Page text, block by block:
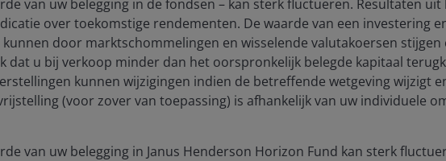
than raw power. For Beijing, this may be a subtle way of
contest alone, but as a civilisational dialogue between two
time horizons.
van uw belegging in de fondsen – kan sterk fluctueren. Resultaten
over toekomstige rendementen. De waarde van een investering
door marktschommelingen en wisselende valutakoersen stijgen
dat u bij verkoop minder dan het oorspronkelijk belegde kapitaal
kunnen wijzigingen indien de betreffende wetgeving wijzigt
(voor zover van toepassing) is afhankelijk van uw individuele
van uw belegging in Janus Henderson Horizon Fund kan sterk